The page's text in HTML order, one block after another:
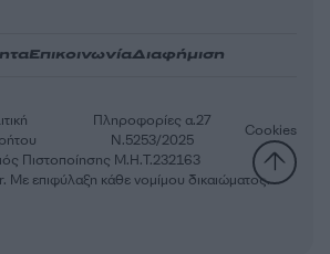
ΕπικοινωνίαΔιαφήμιση
Πιστοποίησης Μ.Η.Τ.232163
Πληροφορίες α.27
Ν.5253/2025
Cookies
επιφύλαξη κάθε νομίμου δικαιώματος.